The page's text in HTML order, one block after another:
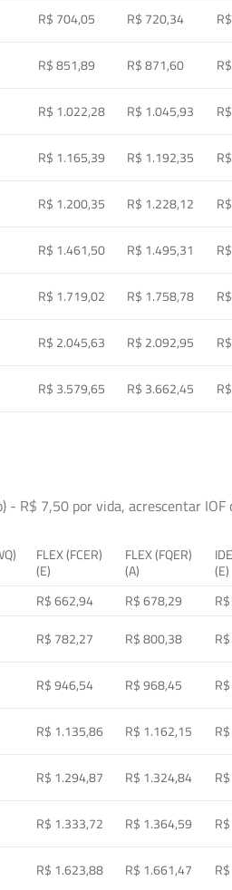
R$ 704,05 R$ 720,34
R$ 851,89 R$ 871,60
R$ 1.022,28 R$ 1.045,93
R$ 1.165,39 R$ 1.192,35
R$ 1.200,35 R$ 1.228,12
R$ 1.461,50 R$ 1.495,31
R$ 1.719,02 R$ 1.758,78
R$ 2.045,63 R$ 2.092,95
R$ 3.579,65 R$ 3.662,45
- R$ 7,50 por vida, acrescentar
FLEX (FCER)
(E)
FLEX (FQER)
(A)
(E)
R$ 662,94 R$ 678,29
R$ 782,27 R$ 800,38
R$ 946,54 R$ 968,45
R$ 1.135,86 R$ 1.162,15
R$ 1.294,87 R$ 1.324,84
R$ 1.333,72 R$ 1.364,59
R$ 1.623,88 R$ 1.661,47